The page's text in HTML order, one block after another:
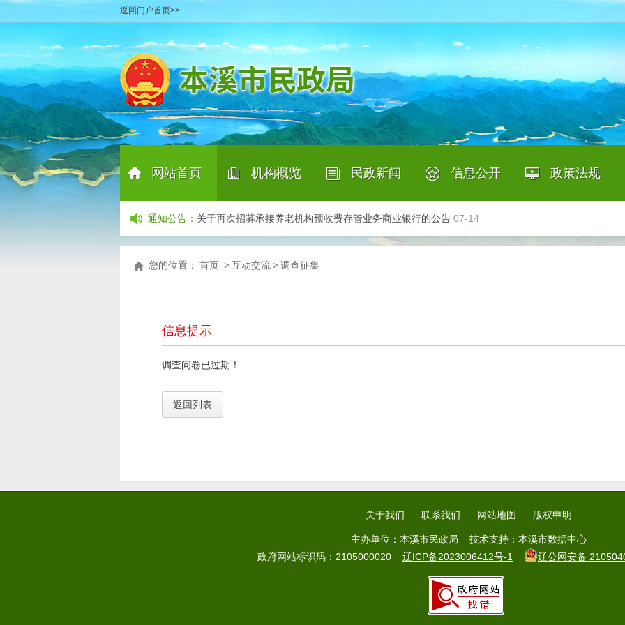
返回门户首页>>
网站首页
|
机构概览
|
民政新闻
|
信息公开 政策法规
通知公告 ：
产业招商项目清单06-29
本溪市民政局关于公示招募承接养老机构预收费业务的银行结果的公告
08-04
本溪市民政局完成2026年上半年信用档案更新工作
07-27
本溪市民政局关于向中度以上失能老年人发放养老服务消费补贴项目第三批参与服务机构…07-16
关于再次招募承接养老机构预收费存管业务商业银行的公告 07-14
关于公开询价聘请第三方机构开展居家和社区养老服务提升行动项目评估工作的函07-13
产业招商项目清单
06-29
您的位置： 首页 >互动交流>调查征集
信息提示
调查问卷已过期！
返回列表
关于我们 联系我们 网站地图 版权申明
主办单位：本溪市民政局 技术支持：本溪市数据中心
政府网站标识码：2105000020 辽ICP备2023006412号-1 辽公网安备